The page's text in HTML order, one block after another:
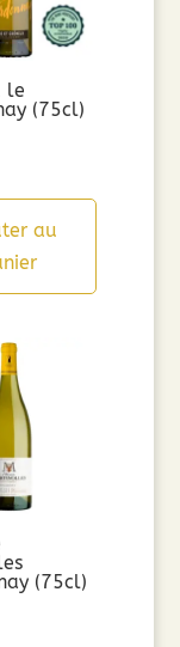
le
(75cl)
au
(75cl)